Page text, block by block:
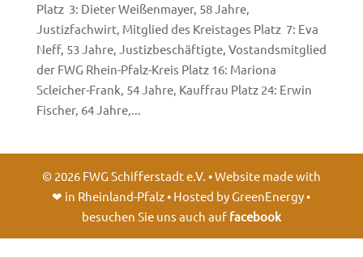
Platz 3: Dieter Weißenmayer, 58 Jahre,
Justizfachwirt, Mitglied des Kreistages Platz 7: Eva
Neff, 53 Jahre, Justizbeschäftigte, Vostandsmitglied
der FWG Rhein-Pfalz-Kreis Platz 16: Mariona
Scleicher-Frank, 54 Jahre, Kauffrau Platz 24: Erwin
Fischer, 64 Jahre,...
© 2026FWG Schifferstadt e.V. • Website made with
❤ in Rheinland-Pfalz • Hosted by GreenEnergy •
besuchen Sie uns auch auf facebook